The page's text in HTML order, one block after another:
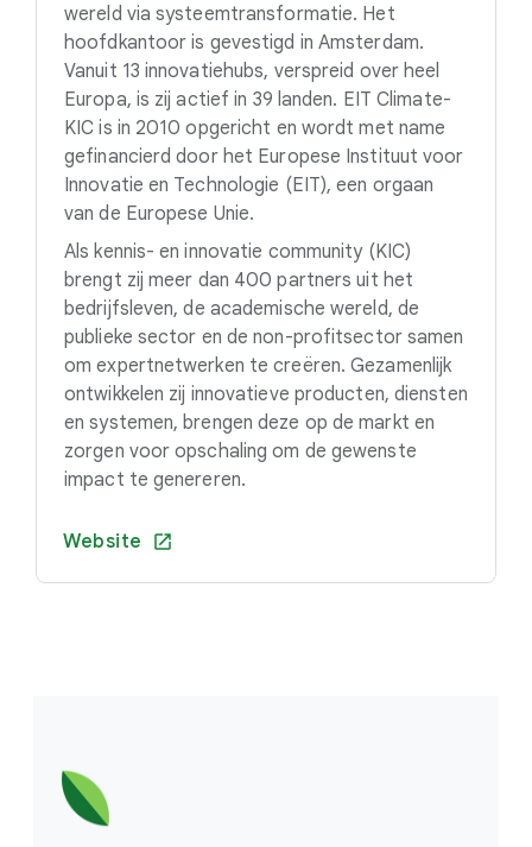
wereld via systeemtransformatie. Het
hoofdkantoor is gevestigd in Amsterdam.
Vanuit 13 innovatiehubs, verspreid over heel
Europa, is zij actief in 39 landen. EIT Climate-
KIC is in 2010 opgericht en wordt met name
gefinancierd door het Europese Instituut voor
Innovatie en Technologie (EIT), een orgaan
van de Europese Unie.
Als kennis- en innovatie community (KIC)
brengt zij meer dan 400 partners uit het
bedrijfsleven, de academische wereld, de
publieke sector en de non-profitsector samen
om expertnetwerken te creëren. Gezamenlijk
ontwikkelen zij innovatieve producten, diensten
en systemen, brengen deze op de markt en
zorgen voor opschaling om de gewenste
impact te genereren.
Website